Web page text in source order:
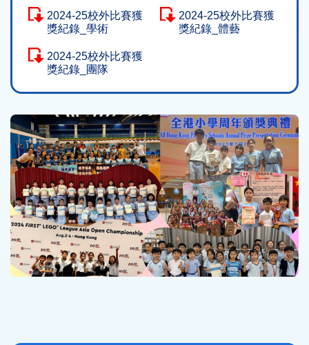
2024-25校外比賽獲
獎紀錄_學術
2024-25校外比賽獲
獎紀錄_體藝
2024-25校外比賽獲
獎紀錄_團隊